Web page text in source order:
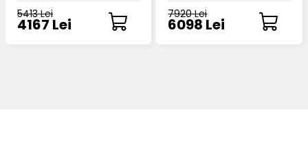
5413 Lei
4167 Lei
7920 Lei
6098 Lei